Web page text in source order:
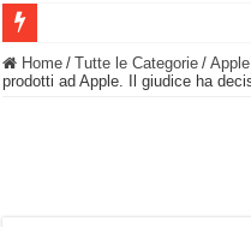
BASTA FATICARE! Questo robot
Home / Tutte le Categorie / Apple
prodotti ad Apple. Il giudice ha